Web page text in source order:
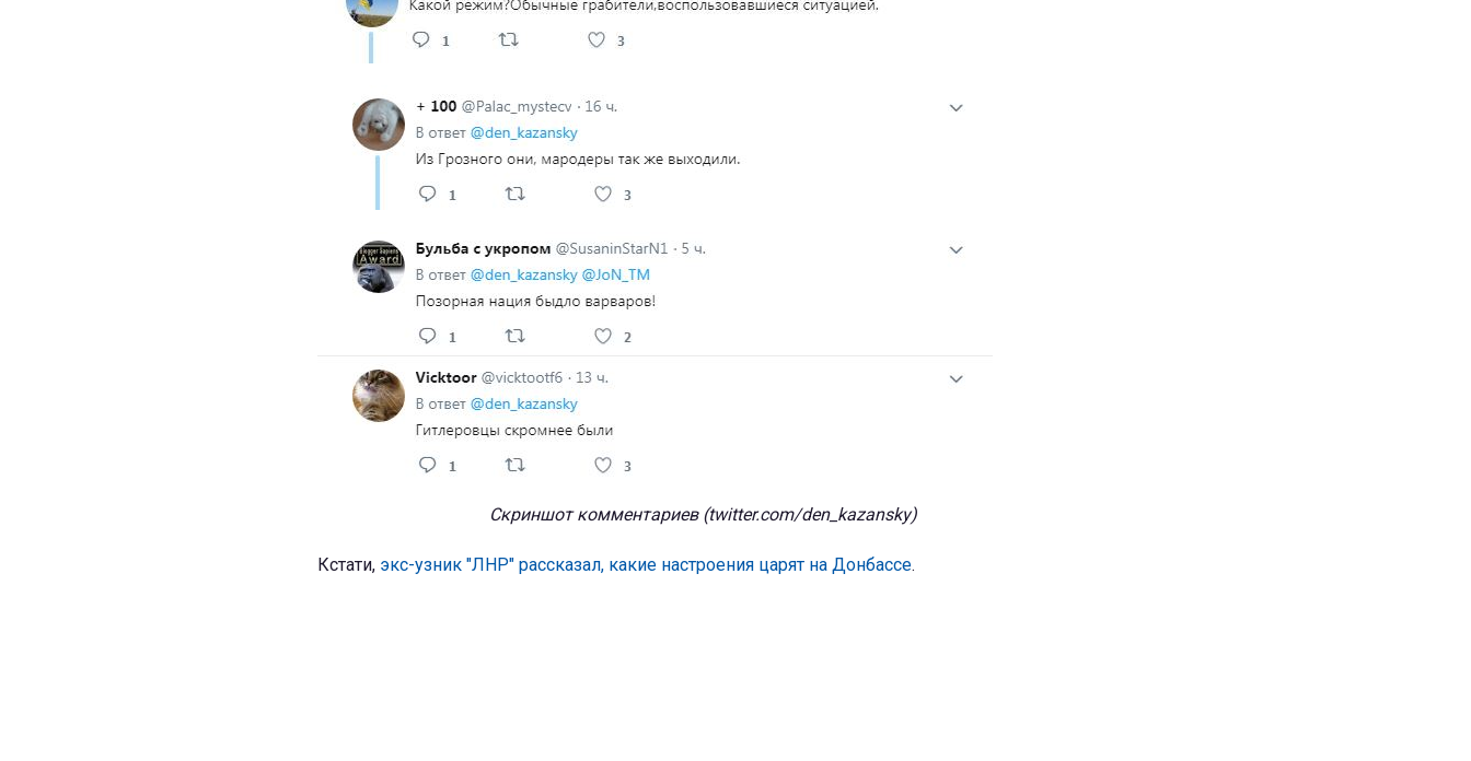
Скриншот комментариев (twitter.com/den_kazansky)
Кстати, экс-узник "ЛНР" рассказал, какие настроения царят на Донбассе.